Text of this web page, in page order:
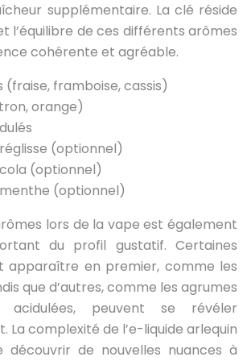
supplémentaire. La clé réside
l’équilibre de ces différents arômes
cohérente et agréable.
(fraise, framboise, cassis)
orange)
(optionnel)
(optionnel)
(optionnel)
lors de la vape est également
du profil gustatif. Certaines
apparaître en premier, comme les
que d’autres, comme les agrumes
peuvent se révéler
La complexité de l’e-liquide arlequin
découvrir de nouvelles nuances à